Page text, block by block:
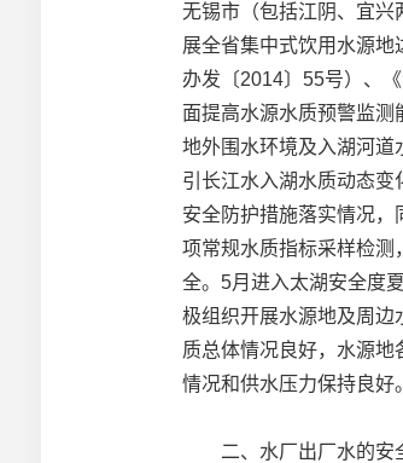
无锡市（包括江阴、宜
展全省集中式饮用水源
办发〔2014〕55号）、
面提高水源水质预警监
地外围水环境及入湖河道
引长江水入湖水质动态
安全防护措施落实情况
项常规水质指标采样检测
全。5月进入太湖安全度
极组织开展水源地及周边
质总体情况良好，水源
情况和供水压力保持良好。
二、水厂出厂水的安